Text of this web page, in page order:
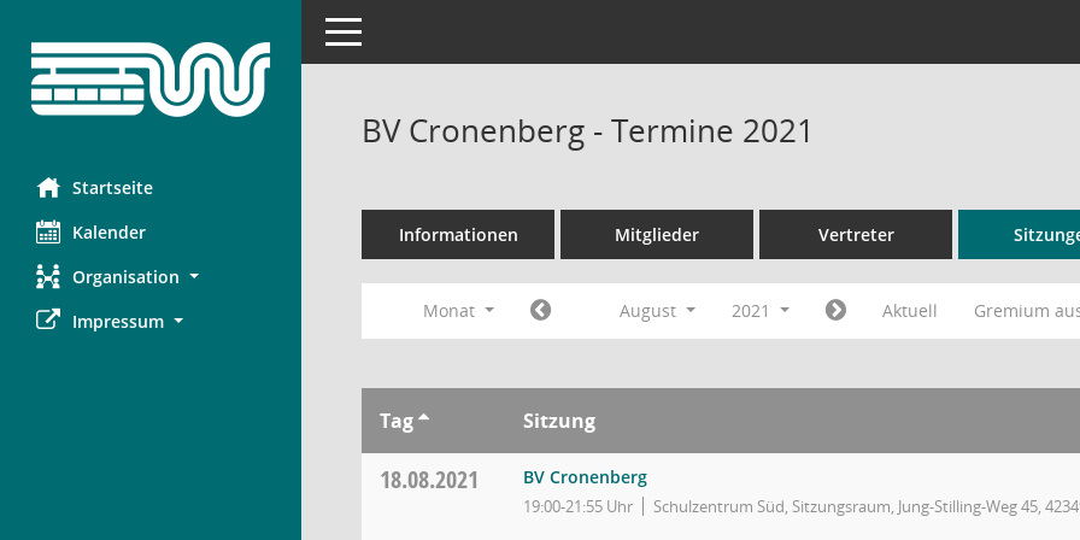
Startseite
Kalender
Organisation
Impressum
Toggle navigation
BV Cronenberg - Termine 2021
Informationen Mitglieder Vertreter
Monat August 2021 Aktuell Gremium
Tag Sitzung
18.08.2021 BV Cronenberg
19:00-21:55 Uhr Schulzentrum Süd, Sitzungsraum, Jung-Stilling-Weg 45,